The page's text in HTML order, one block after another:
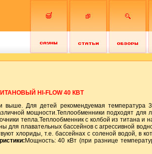
HI-FLOW 40 КВТ
выше. Для детей рекомендуемая температура
мощности.Теплообменники подходят для
тепла.Теплообменник с колбой из титана и
плавательных бассейнов с агрессивной
хлориды, т.е. бассейнах с соленой водой, в
Мощность: 40 кВт (при разнице